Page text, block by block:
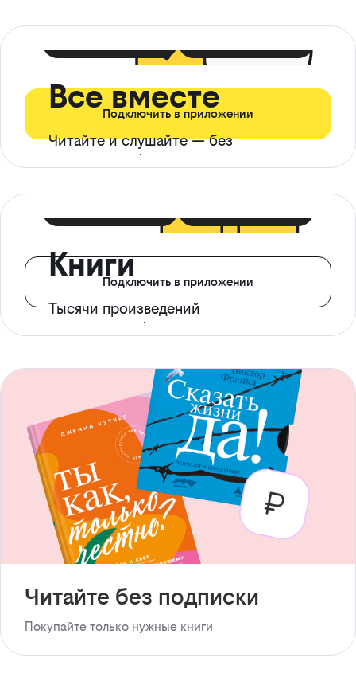
Все вместе
Читайте и слушайте — без
ограничений*
Подключить в приложении
Книги
Тысячи произведений
с доступом офлайн
Подключить в приложении
Читайте без подписки
Покупайте только нужные книги